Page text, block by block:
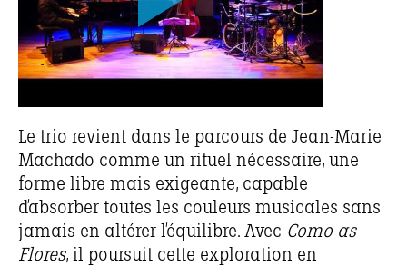
Le trio revient dans le parcours de Jean-Marie
Machado comme un rituel nécessaire, une
forme libre mais exigeante, capable
d’absorber toutes les couleurs musicales sans
jamais en altérer l’équilibre. Avec Como as
Flores, il poursuit cette exploration en